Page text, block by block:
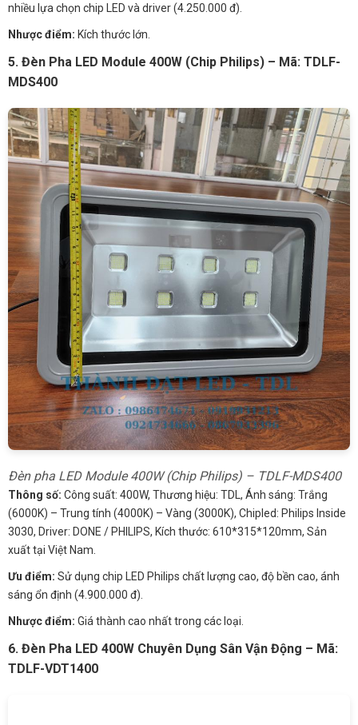
nhiều lựa chọn chip LED và driver (4.250.000 đ).
Nhược điểm: Kích thước lớn.
5. Đèn Pha LED Module 400W (Chip Philips) – Mã: TDLF-
MDS400
Đèn pha LED Module 400W (Chip Philips) – TDLF-MDS400
Thông số: Công suất: 400W, Thương hiệu: TDL, Ánh sáng: Trắng
(6000K) – Trung tính (4000K) – Vàng (3000K), Chipled: Philips Inside
3030, Driver: DONE / PHILIPS, Kích thước: 610*315*120mm, Sản
xuất tại Việt Nam.
Ưu điểm: Sử dụng chip LED Philips chất lượng cao, độ bền cao, ánh
sáng ổn định (4.900.000 đ).
Nhược điểm: Giá thành cao nhất trong các loại.
6. Đèn Pha LED 400W Chuyên Dụng Sân Vận Động – Mã:
TDLF-VDT1400